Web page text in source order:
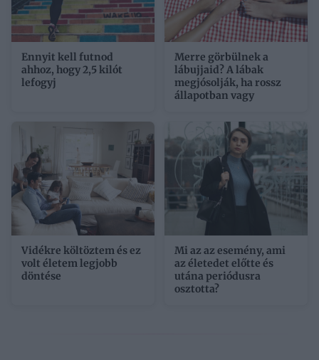
Ennyit kell futnod
ahhoz, hogy 2,5 kilót
lefogyj
Merre görbülnek a
lábujjaid? A lábak
megjósolják, ha rossz
állapotban vagy
Vidékre költöztem és ez
volt életem legjobb
döntése
Mi az az esemény, ami
az életedet előtte és
utána periódusra
osztotta?